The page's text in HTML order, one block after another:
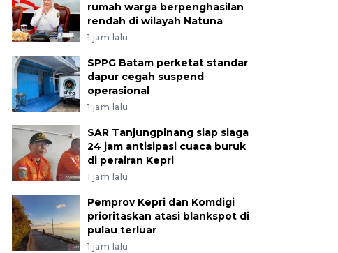
rumah warga berpenghasilan
rendah di wilayah Natuna
1 jam lalu
SPPG Batam perketat standar
dapur cegah suspend
operasional
1 jam lalu
SAR Tanjungpinang siap siaga
24 jam antisipasi cuaca buruk
di perairan Kepri
1 jam lalu
Pemprov Kepri dan Komdigi
prioritaskan atasi blankspot di
pulau terluar
1 jam lalu